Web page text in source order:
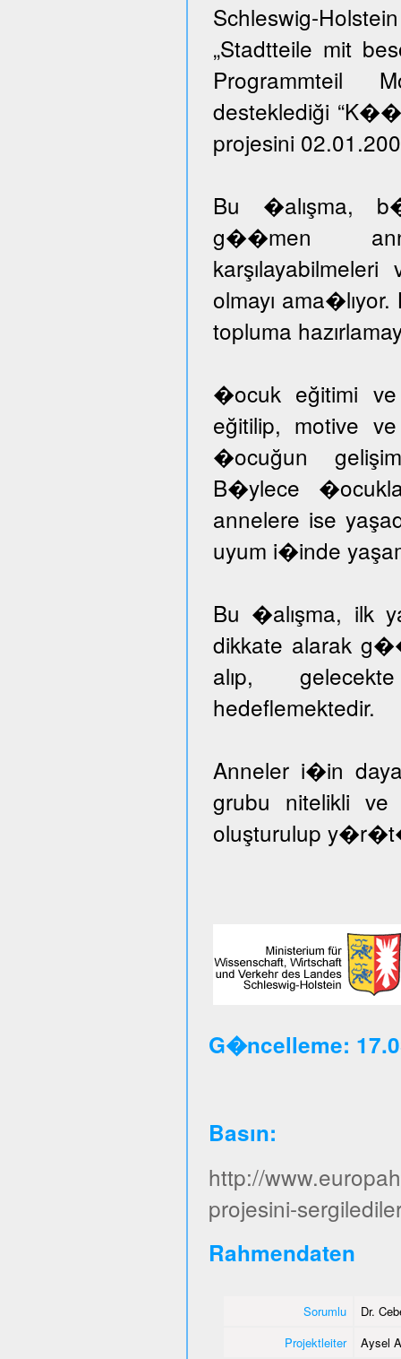
Schleswig-
„Stadtteile mit
Programmteil
desteklediği
projesini
Bu �alışma,
g��men
olmayı
topluma
�ocuk eğitimi ve
eğitilip, motive
�ocuğun
B�ylece
annelere ise
uyum i�inde
Bu �alışma, ilk
dikkate alarak
alıp,
hedeflemektedir.
Anneler i�in
grubu nitelikli
oluşturulup
G�ncelleme:
Basın:
http://
projesini-
Rahmendaten
Sorumlu
Dr.
Projektleiter
Aysel